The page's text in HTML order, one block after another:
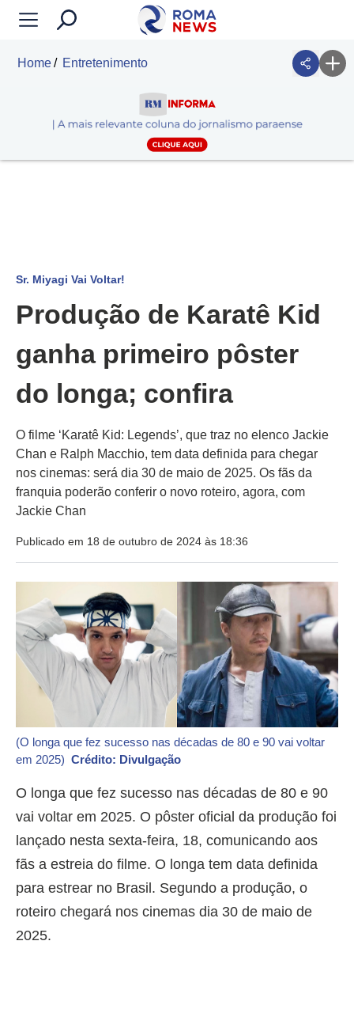
Home Entretenimento
Sr. Miyagi Vai Voltar!
Produção de Karatê Kid
ganha primeiro pôster
do longa; confira
O filme ‘Karatê Kid: Legends’, que traz no elenco Jackie
Chan e Ralph Macchio, tem data definida para chegar
nos cinemas: será dia 30 de maio de 2025. Os fãs da
franquia poderão conferir o novo roteiro, agora, com
Jackie Chan
Publicado em 18 de outubro de 2024 às 18:36
(O longa que fez sucesso nas décadas de 80 e 90 vai voltar
em 2025) Crédito: Divulgação
O longa que fez sucesso nas décadas de 80 e 90
vai voltar em 2025. O pôster oficial da produção foi
lançado nesta sexta-feira, 18, comunicando aos
fãs a estreia do filme. O longa tem data definida
para estrear no Brasil. Segundo a produção, o
roteiro chegará nos cinemas dia 30 de maio de
2025.